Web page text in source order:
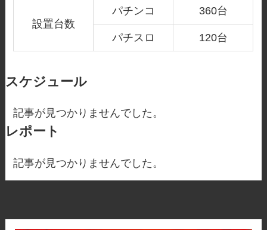
設置台数
パチンコ 360台
パチスロ 120台
スケジュール
記事が見つかりませんでした。
レポート
記事が見つかりませんでした。